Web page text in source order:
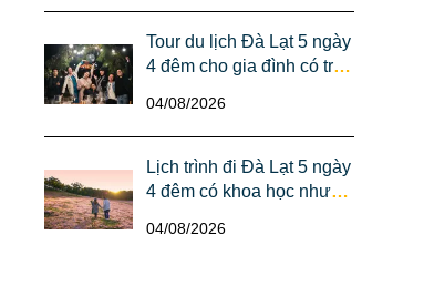
Tour du lịch Đà Lạt 5 ngày
4 đêm cho gia đình có trẻ
cần lưu ý gì?
04/08/2026
Lịch trình đi Đà Lạt 5 ngày
4 đêm có khoa học như
từ trải nghiệm của anh
04/08/2026